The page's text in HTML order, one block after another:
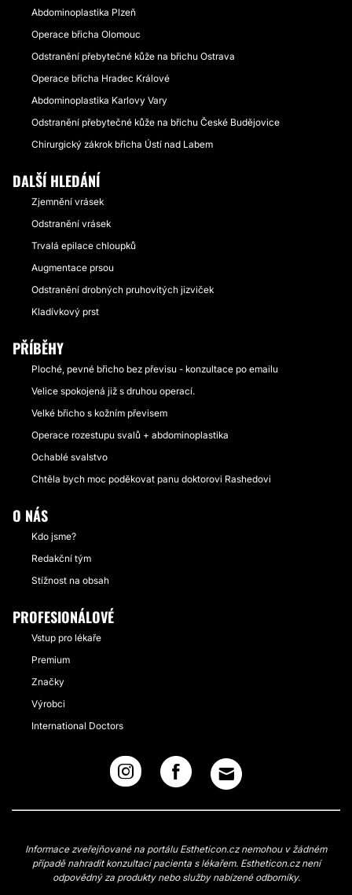
Abdominoplastika Plzeň
Operace břicha Olomouc
Odstranění přebytečné kůže na břichu Ostrava
Operace břicha Hradec Králové
Abdominoplastika Karlovy Vary
Odstranění přebytečné kůže na břichu České Budějovice
Chirurgický zákrok břicha Ústí nad Labem
DALŠÍ HLEDÁNÍ
Zjemnění vrásek
Odstranění vrásek
Trvalá epilace chloupků
Augmentace prsou
Odstranění drobných pruhovitých jizviček
Kladívkový prst
PŘÍBĚHY
Ploché, pevné břicho bez převisu - konzultace po emailu
Velice spokojená již s druhou operací.
Velké břicho s kožním převisem
Operace rozestupu svalů + abdominoplastika
Ochablé svalstvo
Chtěla bych moc poděkovat panu doktorovi Rashedovi
O NÁS
Kdo jsme?
Redakční tým
Stížnost na obsah
PROFESIONÁLOVÉ
Vstup pro lékaře
Premium
Značky
Výrobci
International Doctors
Informace zveřejňované na portálu Estheticon.cz nemohou v žádném
případě nahradit konzultaci pacienta s lékařem. Estheticon.cz není
odpovědný za produkty nebo služby nabízené odborníky.